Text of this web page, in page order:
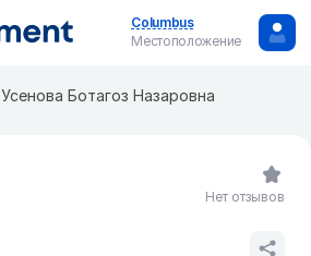
Columbus
Местоположение
Усенова Ботагоз Назаровна
Нет отзывов